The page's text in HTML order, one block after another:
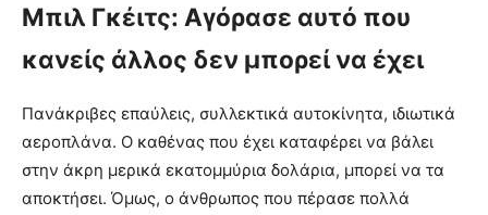
Μπιλ Γκέιτς: Αγόρασε αυτό που
κανείς άλλος δεν μπορεί να έχει
Πανάκριβες επαύλεις, συλλεκτικά αυτοκίνητα, ιδιωτικά
αεροπλάνα. Ο καθένας που έχει καταφέρει να βάλει
στην άκρη μερικά εκατομμύρια δολάρια, μπορεί να τα
αποκτήσει. Όμως, ο άνθρωπος που πέρασε πολλά